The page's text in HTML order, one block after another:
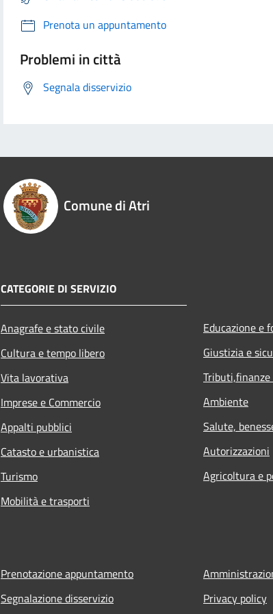
Prenota un appuntamento
Problemi in città
Segnala disservizio
Comune di Atri
CATEGORIE DI SERVIZIO
Anagrafe e stato civile
Cultura e tempo libero
Vita lavorativa
Imprese e Commercio
Appalti pubblici
Catasto e urbanistica
Turismo
Mobilità e trasporti
Educazione e
Giustizia e
Ambiente
Salute,
Autorizzazioni
Agricoltura e
Prenotazione appuntamento
Segnalazione disservizio
Privacy policy